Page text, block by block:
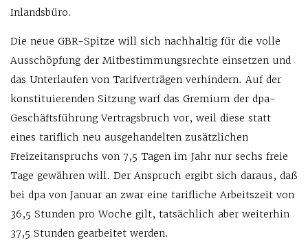
Inlandsbüro.
Die neue GBR-Spitze will sich nachhaltig für die volle
Ausschöpfung der Mitbestimmungsrechte einsetzen und
das Unterlaufen von Tarifverträgen verhindern. Auf der
konstituierenden Sitzung warf das Gremium der dpa-
Geschäftsführung Vertragsbruch vor, weil diese statt
eines tariflich neu ausgehandelten zusätzlichen
Freizeitanspruchs von 7,5 Tagen im Jahr nur sechs freie
Tage gewähren will. Der Anspruch ergibt sich daraus, daß
bei dpa von Januar an zwar eine tarifliche Arbeitszeit von
36,5 Stunden pro Woche gilt, tatsächlich aber weiterhin
37,5 Stunden gearbeitet werden.